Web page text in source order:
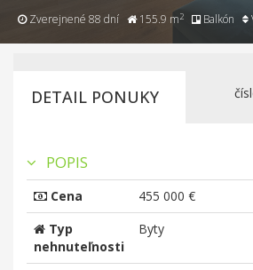
Zverejnené 88 dní 155.9 m2 Balkón
DETAIL PONUKY
POPIS
Cena
455 000 €
Typ
nehnuteľnosti
Byty